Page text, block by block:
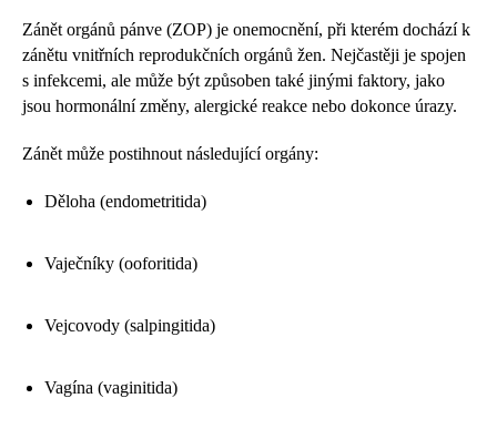
Zánět orgánů pánve (ZOP) je onemocnění, při kterém dochází k
zánětu vnitřních reprodukčních orgánů žen. Nejčastěji je spojen
s infekcemi, ale může být způsoben také jinými faktory, jako
jsou hormonální změny, alergické reakce nebo dokonce úrazy.
Zánět může postihnout následující orgány:
Děloha (endometritida)
Vaječníky (ooforitida)
Vejcovody (salpingitida)
Vagína (vaginitida)